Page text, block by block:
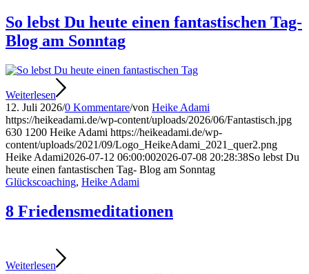
So lebst Du heute einen fantastischen Tag-
Blog am Sonntag
Weiterlesen
12. Juli 2026/0 Kommentare/von Heike Adami
https://heikeadami.de/wp-content/uploads/2026/06/Fantastisch.jpg
630 1200 Heike Adami https://heikeadami.de/wp-
content/uploads/2021/09/Logo_HeikeAdami_2021_quer2.png
Heike Adami2026-07-12 06:00:002026-07-08 20:28:38So lebst Du
heute einen fantastischen Tag- Blog am Sonntag
Glückscoaching, Heike Adami
8 Friedensmeditationen
Weiterlesen